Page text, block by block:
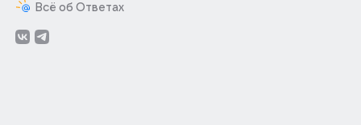
Всё об Ответах